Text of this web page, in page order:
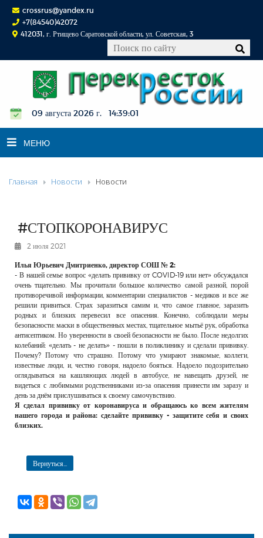
crossrus@yandex.ru
+7(84540)42072
412031, г. Ртищево Саратовской области, ул. Советская, 3
09 августа 2026 г. 14:39:02
МЕНЮ
НОВОСТИ
К СВЕДЕНИЮ
РЕКЛАМОДАТЕЛЯМ
ОБЪЯВЛЕНИЯ
КОНТАКТЫ
Главная Новости Новости
#СТОПКОРОНАВИРУС
2 июля 2021
Илья Юрьевич Дмитриенко, директор СОШ № 2:
- В нашей семье вопрос «делать прививку от COVID-19 или нет» обсуждался
очень тщательно. Мы прочитали большое количество самой разной, порой
противоречивой информации, комментарии специалистов - медиков и все же
решили привиться. Страх заразиться самим и, что самое главное, заразить
родных и близких перевесил все опасения. Конечно, соблюдали меры
безопасности: маски в общественных местах, тщательное мытьё рук, обработка
антисептиком. Но уверенности в своей безопасности не было. После недолгих
колебаний: «делать - не делать» - пошли в поликлинику и сделали прививку.
Почему? Потому что страшно. Потому что умирают знакомые, коллеги,
известные люди, и, честно говоря, надоело бояться. Надоело подозрительно
оглядываться на кашляющих людей в автобусе, не навещать друзей, не
видеться с любимыми родственниками из-за опасения принести им заразу и
день за днём прислушиваться к своему самочувствию.
Я сделал прививку от коронавируса и обращаюсь ко всем жителям
нашего города и района: сделайте прививку - защитите себя и своих
близких.
Вернуться...